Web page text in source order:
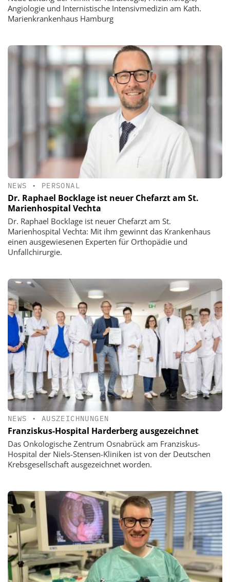
Angiologie und Internistische Intensivmedizin am Kath.
Marienkrankenhaus Hamburg
NEWS • PERSONAL
Dr. Raphael Bocklage ist neuer Chefarzt am St.
Marienhospital Vechta
Dr. Raphael Bocklage ist neuer Chefarzt am St.
Marienhospital Vechta: Mit ihm gewinnt das Krankenhaus
einen ausgewiesenen Experten für Orthopädie und
Unfallchirurgie.
NEWS • AUSZEICHNUNGEN
Franziskus-Hospital Harderberg ausgezeichnet
Das Onkologische Zentrum Osnabrück am Franziskus-
Hospital der Niels-Stensen-Kliniken ist von der Deutschen
Krebsgesellschaft ausgezeichnet worden.